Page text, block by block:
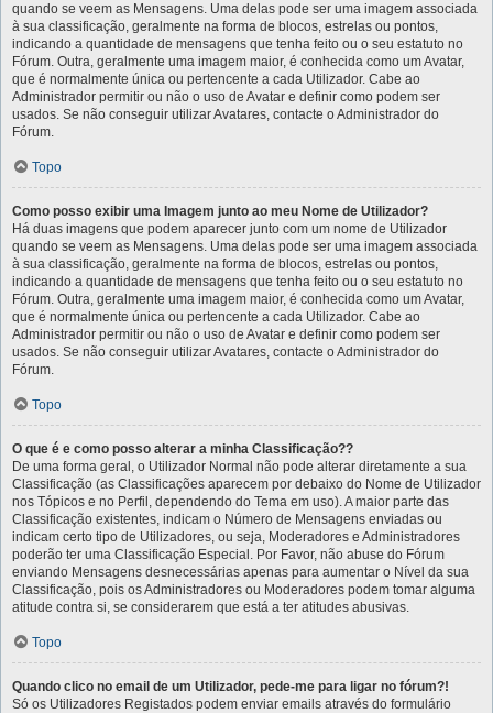
quando se veem as Mensagens. Uma delas pode ser uma imagem associada
à sua classificação, geralmente na forma de blocos, estrelas ou pontos,
indicando a quantidade de mensagens que tenha feito ou o seu estatuto no
Fórum. Outra, geralmente uma imagem maior, é conhecida como um Avatar,
que é normalmente única ou pertencente a cada Utilizador. Cabe ao
Administrador permitir ou não o uso de Avatar e definir como podem ser
usados. Se não conseguir utilizar Avatares, contacte o Administrador do
Fórum.
Topo
Como posso exibir uma Imagem junto ao meu Nome de Utilizador?
Há duas imagens que podem aparecer junto com um nome de Utilizador
quando se veem as Mensagens. Uma delas pode ser uma imagem associada
à sua classificação, geralmente na forma de blocos, estrelas ou pontos,
indicando a quantidade de mensagens que tenha feito ou o seu estatuto no
Fórum. Outra, geralmente uma imagem maior, é conhecida como um Avatar,
que é normalmente única ou pertencente a cada Utilizador. Cabe ao
Administrador permitir ou não o uso de Avatar e definir como podem ser
usados. Se não conseguir utilizar Avatares, contacte o Administrador do
Fórum.
Topo
O que é e como posso alterar a minha Classificação??
De uma forma geral, o Utilizador Normal não pode alterar diretamente a sua
Classificação (as Classificações aparecem por debaixo do Nome de Utilizador
nos Tópicos e no Perfil, dependendo do Tema em uso). A maior parte das
Classificação existentes, indicam o Número de Mensagens enviadas ou
indicam certo tipo de Utilizadores, ou seja, Moderadores e Administradores
poderão ter uma Classificação Especial. Por Favor, não abuse do Fórum
enviando Mensagens desnecessárias apenas para aumentar o Nível da sua
Classificação, pois os Administradores ou Moderadores podem tomar alguma
atitude contra si, se considerarem que está a ter atitudes abusivas.
Topo
Quando clico no email de um Utilizador, pede-me para ligar no fórum?!
Só os Utilizadores Registados podem enviar emails através do formulário